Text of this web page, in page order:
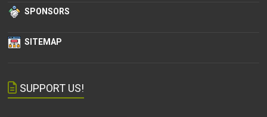
SPONSORS
SITEMAP
SUPPORT US!